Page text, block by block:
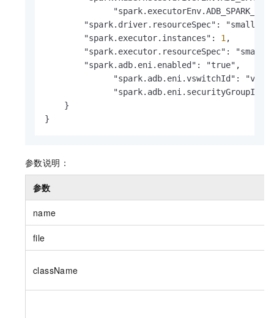
        "spark.driver.resourceSpec": "small",
        "spark.executor.instances":
1 ,
        "spark.executor.resourceSpec": "small",
        "spark.adb.eni.enabled": "true",
    }
参数说明：
参数
name
file
className